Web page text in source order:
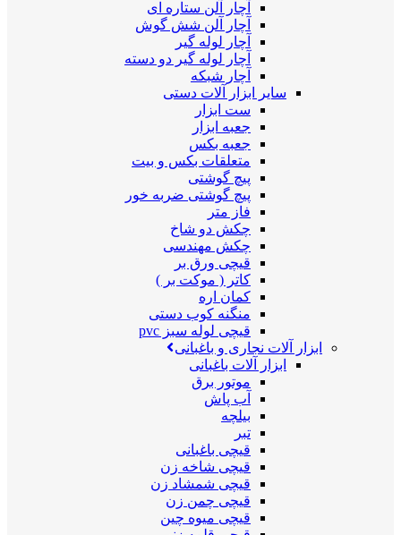
آچار آلن ستاره ای
آچار آلن شش گوش
آچار لوله گیر
آچار لوله گیر دو دسته
آچار شبکه
سایر ابزار آلات دستی
ست ابزار
جعبه ابزار
جعبه بکس
متعلقات بکس و بیت
پیچ گوشتی
پیچ گوشتی ضربه خور
فاز متر
چکش دو شاخ
چکش مهندسی
قیچی ورق بر
کاتر ( موکت بر )
کمان اره
منگنه کوب دستی
قیچی لوله سبز pvc
ابزار آلات نجاری و باغبانی
ابزار آلات باغبانی
موتور برق
آب پاش
بیلچه
تبر
قیچی باغبانی
قیچی شاخه زن
قیچی شمشاد زن
قیچی چمن زن
قیچی میوه چین